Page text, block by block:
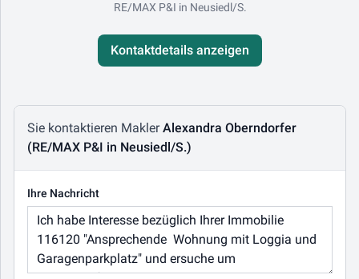
RE/MAX P&I in Neusiedl/S.
Kontaktdetails anzeigen
Nachricht schreiben
Sie kontaktieren MaklerAlexandra Oberndorfer
(RE/MAX P&I in Neusiedl/S.)
Ihre Nachricht